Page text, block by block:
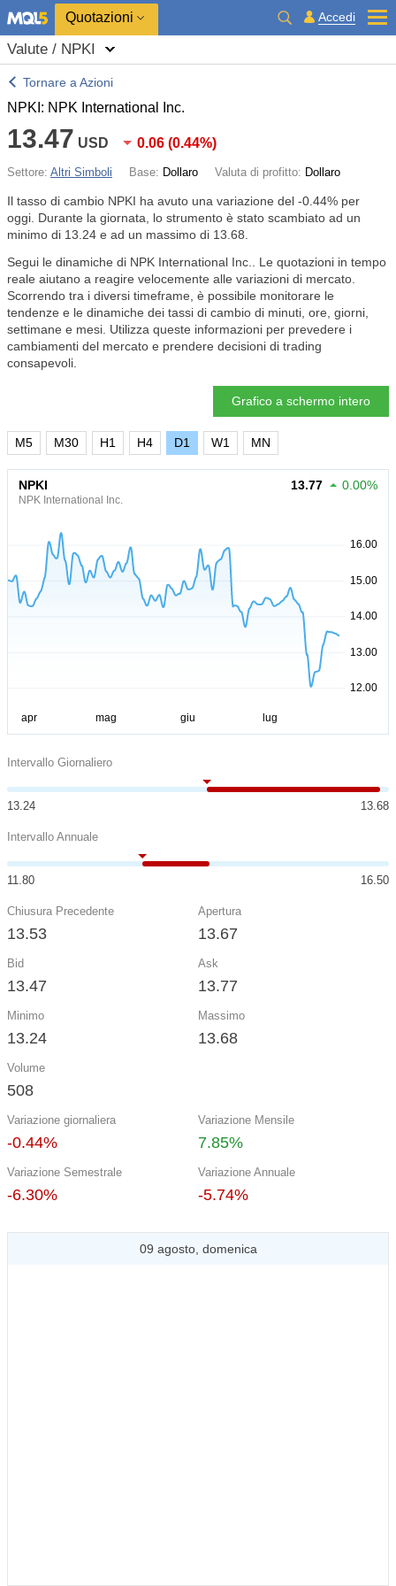
Quotazioni Accedi
Valute / NPKI
Tornare a Azioni
NPKI: NPK International Inc.
13.47 USD 0.06 (0.44%)
Settore: Altri Simboli Base: Dollaro Valuta di profitto: Dollaro
Il tasso di cambio NPKI ha avuto una variazione del -0.44% per
oggi. Durante la giornata, lo strumento è stato scambiato ad un
minimo di 13.24 e ad un massimo di 13.68.
Segui le dinamiche di NPK International Inc.. Le quotazioni in tempo
reale aiutano a reagire velocemente alle variazioni di mercato.
Scorrendo tra i diversi timeframe, è possibile monitorare le
tendenze e le dinamiche dei tassi di cambio di minuti, ore, giorni,
settimane e mesi. Utilizza queste informazioni per prevedere i
cambiamenti del mercato e prendere decisioni di trading
consapevoli.
Grafico a schermo intero
M5 M30 H1 H4 D1 W1 MN
NPKI
NPK International Inc.
13.77 0.00%
Intervallo Giornaliero
13.24 13.68
Intervallo Annuale
11.80 16.50
Chiusura Precedente
13.53
Apertura
13.67
Bid
13.47
Ask
13.77
Minimo
13.24
Massimo
13.68
Volume
508
Variazione giornaliera
-0.44%
Variazione Mensile
7.85%
Variazione Semestrale
-6.30%
Variazione Annuale
-5.74%
09 agosto, domenica